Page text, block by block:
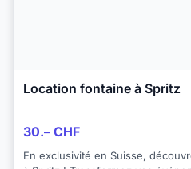
Location fontaine à Spritz
30.– CHF
En exclusivité en Suisse,